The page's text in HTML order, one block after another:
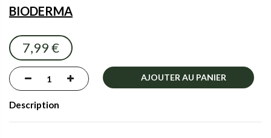
of
the
images
gallery
BIODERMA
7,99 €
AJOUTER AU PANIER
Description